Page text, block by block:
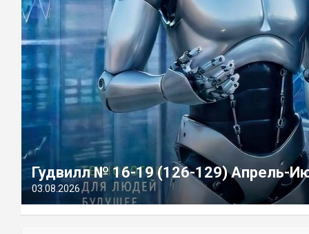
Гудвилл № 16-19 (126-129) Апрель-
03.08.2026